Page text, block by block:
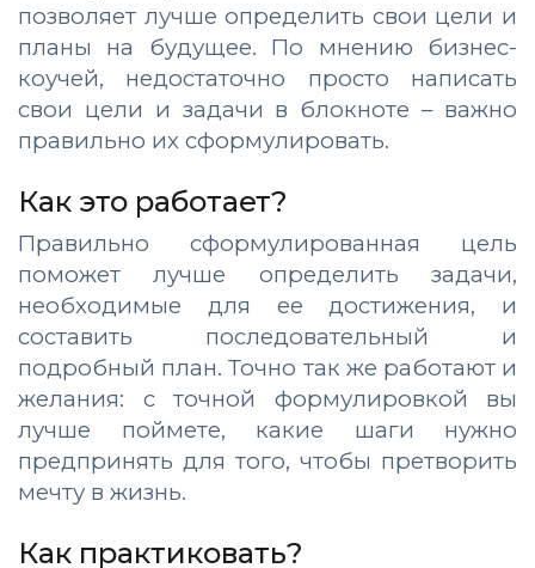
позволяет лучше определить свои цели и
планы на будущее. По мнению бизнес-
коучей, недостаточно просто написать
свои цели и задачи в блокноте – важно
правильно их сформулировать.
Как это работает?
Правильно сформулированная цель
поможет лучше определить задачи,
необходимые для ее достижения, и
составить последовательный и
подробный план. Точно так же работают и
желания: с точной формулировкой вы
лучше поймете, какие шаги нужно
предпринять для того, чтобы претворить
мечту в жизнь.
Как практиковать?